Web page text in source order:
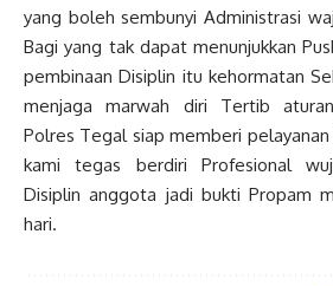
yang boleh sembunyi Administrasi
Bagi yang tak dapat menunjukkan
pembinaan Disiplin itu kehormatan
menjaga marwah diri Tertib
Polres Tegal siap memberi
kami tegas berdiri Profesional
Disiplin anggota jadi bukti Propam
hari.